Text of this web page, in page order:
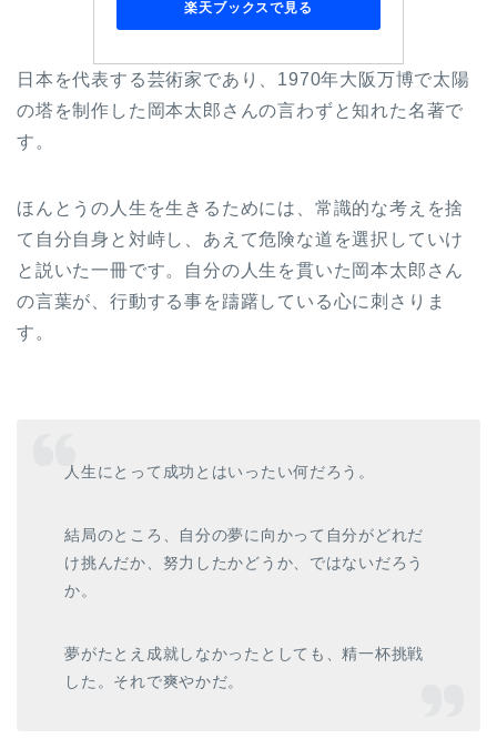
楽天ブックスで見る
日本を代表する芸術家であり、1970年大阪万博で太陽
の塔を制作した岡本太郎さんの言わずと知れた名著で
す。
ほんとうの人生を生きるためには、常識的な考えを捨
て自分自身と対峙し、あえて危険な道を選択していけ
と説いた一冊です。自分の人生を貫いた岡本太郎さん
の言葉が、行動する事を躊躇している心に刺さりま
す。
人生にとって成功とはいったい何だろう。
結局のところ、自分の夢に向かって自分がどれだ
け挑んだか、努力したかどうか、ではないだろう
か。
夢がたとえ成就しなかったとしても、精一杯挑戦
した。それで爽やかだ。